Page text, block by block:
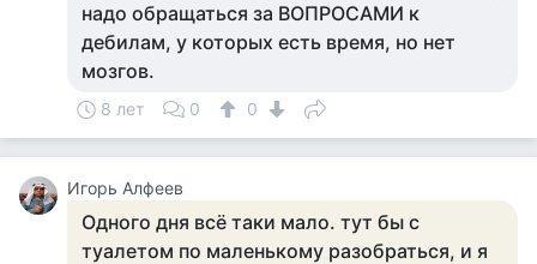
надо обращаться за ВОПРОСАМИ к
дебилам, у которых есть время, но нет
мозгов.
8 лет 0 0
Игорь Алфеев
Одного дня всё таки мало. тут бы с
туалетом по маленькому разобраться, и я